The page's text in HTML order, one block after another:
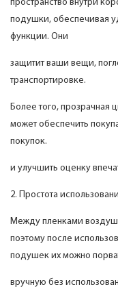
пространство внутри
подушки, обеспечивая
функции. Они
защитит ваши вещи,
транспортировке.
Более того, прозрачная
может обеспечить
покупок.
и улучшить оценку
2. Простота
Между пленками
поэтому после
подушек их можно
вручную без